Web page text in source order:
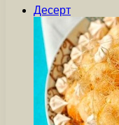
Десерт